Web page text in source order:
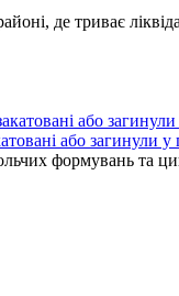
де триває
або загинули у
формувань та